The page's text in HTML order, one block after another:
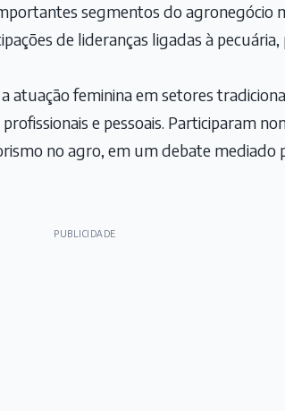
segmentos do agronegócio
de lideranças ligadas à
atuação feminina em setores
e pessoais. Participaram
no agro, em um debate mediado
PUBLICIDADE